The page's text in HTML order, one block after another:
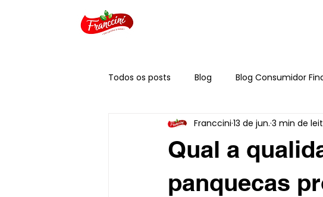
Todos os posts Blog Blog Consumidor
Qual a
panquecas
Franccini 13 de jun. 3 min de